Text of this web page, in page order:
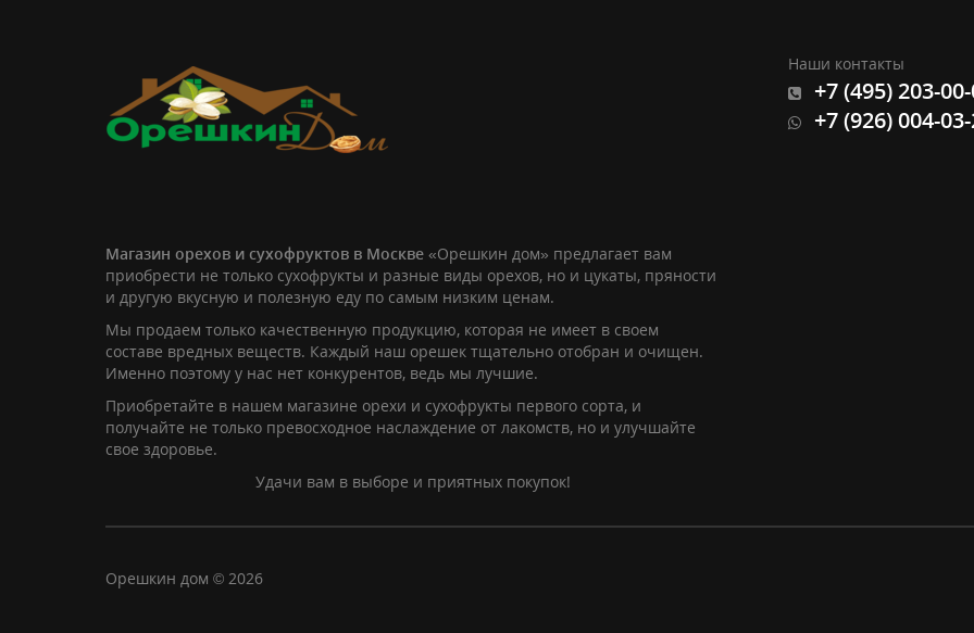
Наши контакты
+7 (495) 203-
+7 (926) 004-
Магазин орехов и сухофруктов в Москве «Орешкин дом» предлагает вам
приобрести не только сухофрукты и разные виды орехов, но и цукаты, пряности
и другую вкусную и полезную еду по самым низким ценам.
Мы продаем только качественную продукцию, которая не имеет в своем
составе вредных веществ. Каждый наш орешек тщательно отобран и очищен.
Именно поэтому у нас нет конкурентов, ведь мы лучшие.
Приобретайте в нашем магазине орехи и сухофрукты первого сорта, и
получайте не только превосходное наслаждение от лакомств, но и улучшайте
свое здоровье.
Удачи вам в выборе и приятных покупок!
Орешкин дом © 2026